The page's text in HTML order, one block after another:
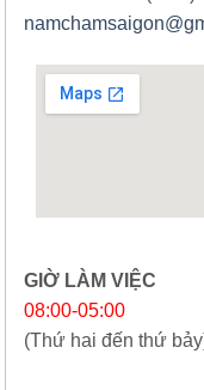
GIỜ LÀM VIỆC
08:00-05:00
(Thứ hai đến thứ